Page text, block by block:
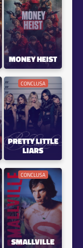
MONEY HEIST
CONCLUSA
PRETTY LITTLE
LIARS
CONCLUSA
SMALLVILLE